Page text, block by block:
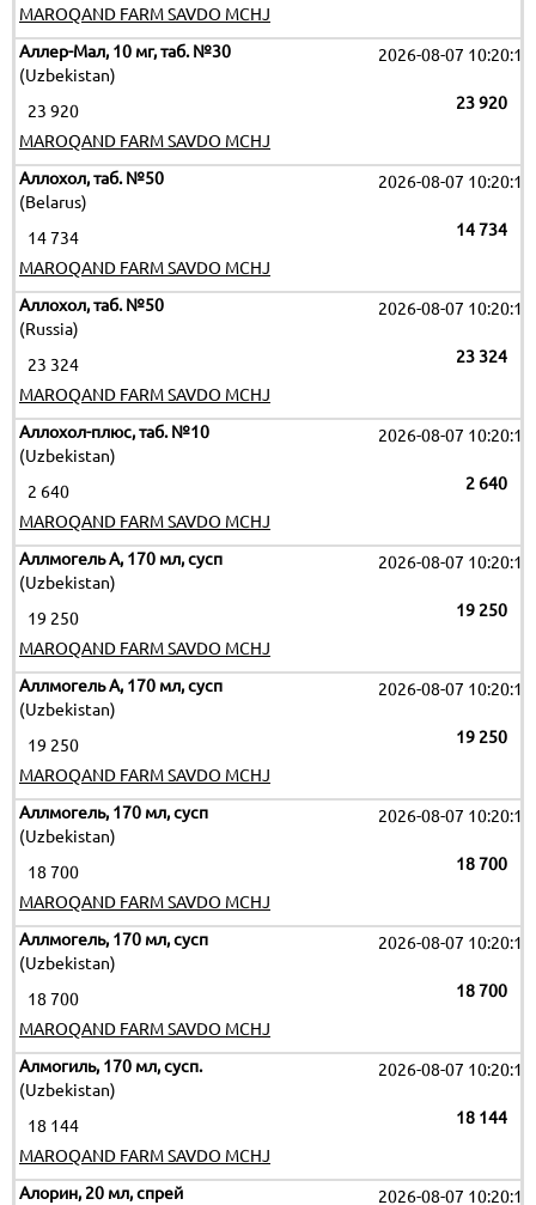
MAROQAND FARM SAVDO MCHJ
Аллер-Мал, 10 мг, таб. №30
(Uzbekistan)
2026-08-07 10:20:11
23 920
23 920
MAROQAND FARM SAVDO MCHJ
Аллохол, таб. №50
(Belarus)
2026-08-07 10:20:11
14 734
14 734
MAROQAND FARM SAVDO MCHJ
Аллохол, таб. №50
(Russia)
2026-08-07 10:20:11
23 324
23 324
MAROQAND FARM SAVDO MCHJ
Аллохол-плюс, таб. №10
(Uzbekistan)
2026-08-07 10:20:11
2 640
2 640
MAROQAND FARM SAVDO MCHJ
Аллмогель А, 170 мл, сусп
(Uzbekistan)
2026-08-07 10:20:11
19 250
19 250
MAROQAND FARM SAVDO MCHJ
Аллмогель А, 170 мл, сусп
(Uzbekistan)
2026-08-07 10:20:11
19 250
19 250
MAROQAND FARM SAVDO MCHJ
Аллмогель, 170 мл, сусп
(Uzbekistan)
2026-08-07 10:20:11
18 700
18 700
MAROQAND FARM SAVDO MCHJ
Аллмогель, 170 мл, сусп
(Uzbekistan)
2026-08-07 10:20:11
18 700
18 700
MAROQAND FARM SAVDO MCHJ
Алмогиль, 170 мл, сусп.
(Uzbekistan)
2026-08-07 10:20:11
18 144
18 144
MAROQAND FARM SAVDO MCHJ
Алорин, 20 мл, спрей
2026-08-07 10:20:11